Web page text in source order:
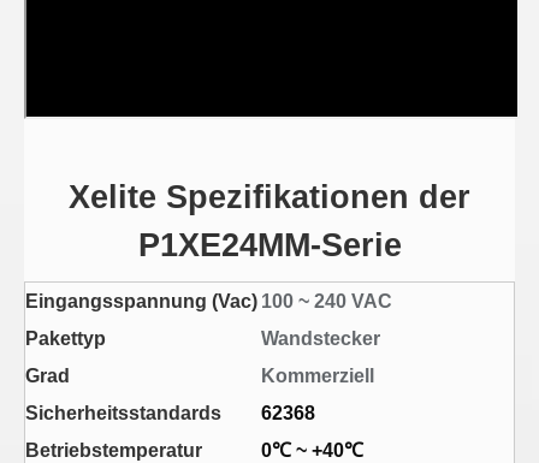
Xelite Spezifikationen der
P1XE24MM-Serie
Eingangsspannung (Vac) 100 ~ 240 VAC
Pakettyp
Wandstecker
Grad
Kommerziell
Sicherheitsstandards
62368
Betriebstemperatur
0℃ ~ +40℃